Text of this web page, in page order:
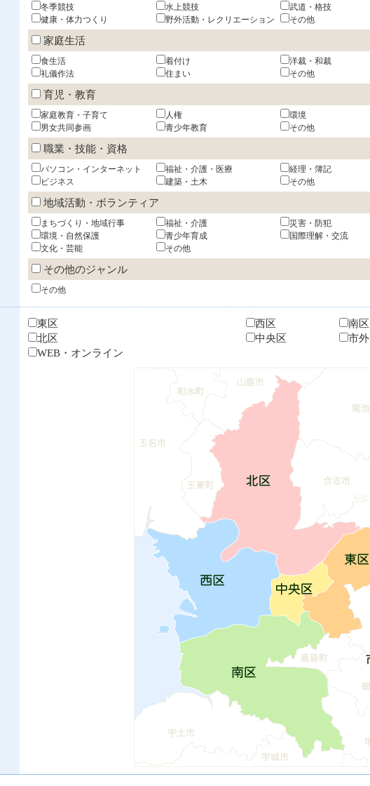
冬季競技
水上競技
武道・格技
健康・体力つくり
野外活動・レクリエーション その他
家庭生活
食生活 着付け
洋裁・和裁
礼儀作法
住まい その他
育児・教育
家庭教育・子育て 人権
環境
男女共同参画
青少年教育 その他
職業・技能・資格
パソコン・インターネット 福祉・介護・医療
経理・簿記
ビジネス
建築・土木 その他
地域活動・ボランティア
まちづくり・地域行事 福祉・介護
災害・防犯
環境・自然保護
青少年育成
国際理解・交流
文化・芸能
その他
その他のジャンル
その他
東区 西区
南区
北区
中央区
市外
WEB・オンライン